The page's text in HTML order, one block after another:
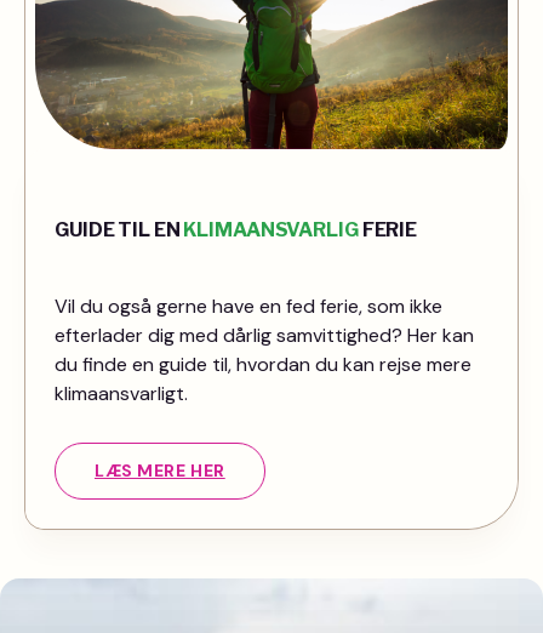
GUIDE TIL EN KLIMAANSVARLIGFERIE
Vil du også gerne have en fed ferie, som ikke
efterlader dig med dårlig samvittighed? Her kan
du finde en guide til, hvordan du kan rejse mere
klimaansvarligt.
LÆS MERE HER